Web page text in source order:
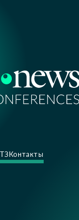
Контакты